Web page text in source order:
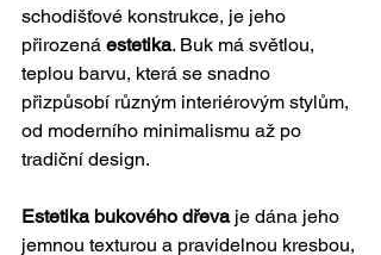
schodišťové konstrukce, je jeho
přirozená estetika. Buk má světlou,
teplou barvu, která se snadno
přizpůsobí různým interiérovým stylům,
od moderního minimalismu až po
tradiční design.
Estetika bukového dřeva je dána jeho
jemnou texturou a pravidelnou kresbou,